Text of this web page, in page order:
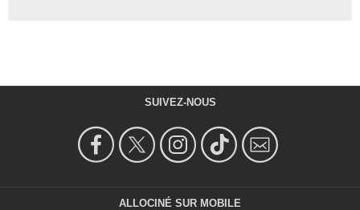
SUIVEZ-NOUS
ALLOCINÉ SUR MOBILE